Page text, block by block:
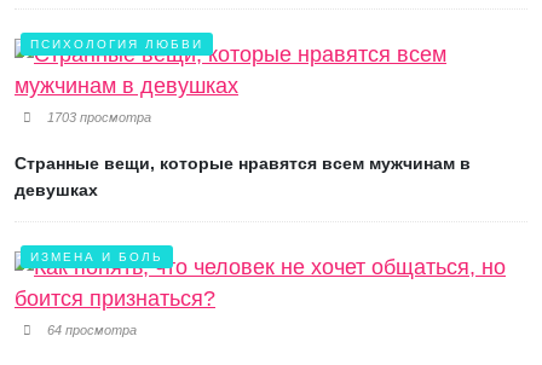
ПСИХОЛОГИЯ ЛЮБВИ
1703 просмотра
Странные вещи, которые нравятся всем мужчинам в
девушках
ИЗМЕНА И БОЛЬ
64 просмотра